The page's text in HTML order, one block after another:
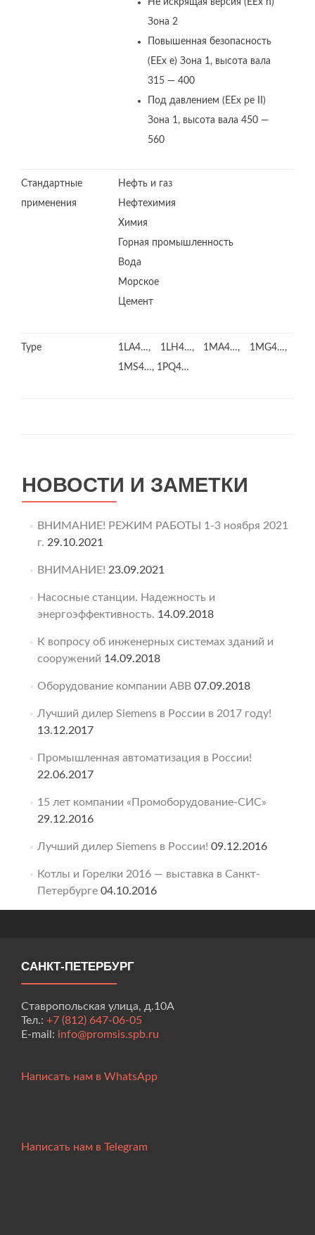
Не искрящая версия (EEx n)
Зона 2
Повышенная безопасность
(EEx e) Зона 1, высота вала
315 — 400
Под давлением (EEx pe II)
Зона 1, высота вала 450 —
560
Стандартные
применения
Нефть и газ
Нефтехимия
Химия
Горная промышленность
Вода
Морское
Цемент
Type
1LA4…, 1LH4…, 1MA4…, 1MG4…,
1MS4…, 1PQ4…
НОВОСТИ И ЗАМЕТКИ
ВНИМАНИЕ! РЕЖИМ РАБОТЫ 1-3 ноября 2021
г. 29.10.2021
ВНИМАНИЕ! 23.09.2021
Насосные станции. Надежность и
энергоэффективность. 14.09.2018
К вопросу об инженерных системах зданий и
сооружений 14.09.2018
Оборудование компании ABB 07.09.2018
Лучший дилер Siemens в России в 2017 году!
13.12.2017
Промышленная автоматизация в России!
22.06.2017
15 лет компании «Промоборудование-СИС»
29.12.2016
Лучший дилер Siemens в России! 09.12.2016
Котлы и Горелки 2016 — выставка в Санкт-
Петербурге 04.10.2016
САНКТ-ПЕТЕРБУРГ
Ставропольская улица, д.10А
Тел.: +7 (812) 647-06-05
E-mail: info@promsis.spb.ru
Написать нам в WhatsApp
Написать нам в Telegram